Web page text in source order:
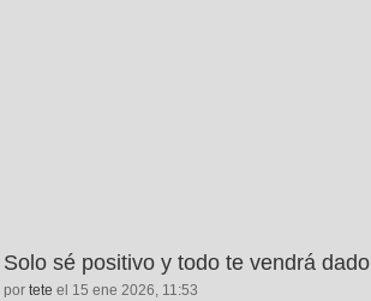
Solo sé positivo y todo te vendrá dado
por tete el 15 ene 2026, 11:53